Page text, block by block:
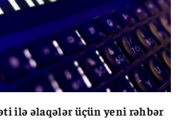
ilə əlaqələr üçün yeni rəhbər